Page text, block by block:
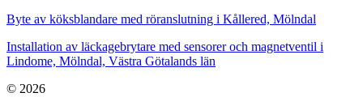
Byte av köksblandare med röranslutning i Kållered, Mölndal
Installation av läckagebrytare med sensorer och magnetventil i
Lindome, Mölndal, Västra Götalands län
© 2026